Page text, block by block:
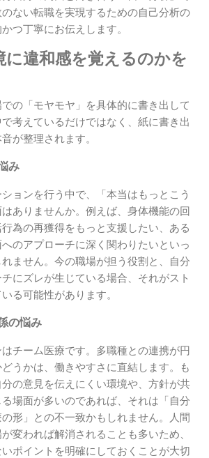
ない転職を実現するための自己分析の
つ丁寧にお伝えします。
に違和感を覚えるのかを
の「モヤモヤ」を具体的に書き出して
考えているだけではなく、紙に書き出
が整理されます。
み
ョンを行う中で、「本当はもっとこう
ありませんか。例えば、身体機能の回
為の再獲得をもっと支援したい、ある
のアプローチに深く関わりたいといっ
ません。今の職場が担う役割と、自分
にズレが生じている場合、それがスト
る可能性があります。
の悩み
チーム医療です。多職種との連携が円
うかは、働きやすさに直結します。も
の意見を伝えにくい環境や、方針が共
場面が多いのであれば、それは「自分
形」との不一致かもしれません。人間
変われば解消されることも多いため、
ポイントを明確にしておくことが大切